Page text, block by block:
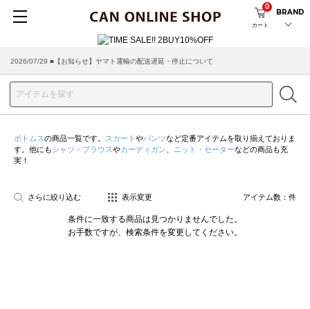
カート
0
BRAND
2026/07/29 ■【お知らせ】ヤマト運輸の配送遅延・停止について
ボトムスの商品一覧です。 スカート やパンツなど定番アイテムを取り揃えておりま
す。他にもシャツ・ブラウスやカーディガン ニット・セーターなどの商品も充
実！
さらに絞り込む 表示変更 アイテム数： 件
条件に一致する商品は見つかりませんでした。
お手数ですが、検索条件を変更してください。